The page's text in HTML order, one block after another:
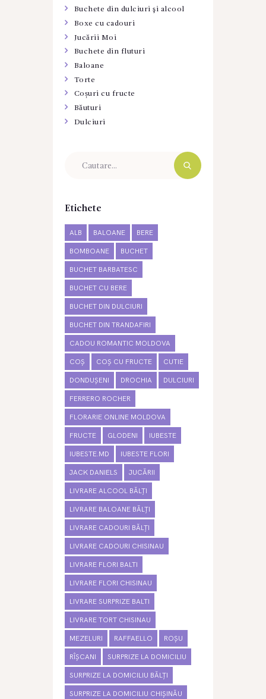
Buchete din dulciuri şi alcool
Boxe cu cadouri
Jucării Moi
Buchete din fluturi
Baloane
Torte
Coșuri cu fructe
Băuturi
Dulciuri
Etichete
ALB BALOANE BERE
BOMBOANE BUCHET
BUCHET BARBATESC
BUCHET CU BERE
BUCHET DIN DULCIURI
BUCHET DIN TRANDAFIRI
CADOU ROMANTIC MOLDOVA
COȘ COȘ CU FRUCTE CUTIE
DONDUȘENI DROCHIA DULCIURI
FERRERO ROCHER
FLORARIE ONLINE MOLDOVA
FRUCTE GLODENI IUBESTE
IUBESTE.MD IUBESTE FLORI
JACK DANIELS JUCĂRII
LIVRARE ALCOOL BĂLȚI
LIVRARE BALOANE BĂLȚI
LIVRARE CADOURI BĂLȚI
LIVRARE CADOURI CHISINAU
LIVRARE FLORI BALTI
LIVRARE FLORI CHISINAU
LIVRARE SURPRIZE BALTI
LIVRARE TORT CHISINAU
MEZELURI RAFFAELLO ROȘU
RÎȘCANI SURPRIZE LA DOMICILIU
SURPRIZE LA DOMICILIU BĂLȚI
SURPRIZE LA DOMICILIU CHIȘINĂU